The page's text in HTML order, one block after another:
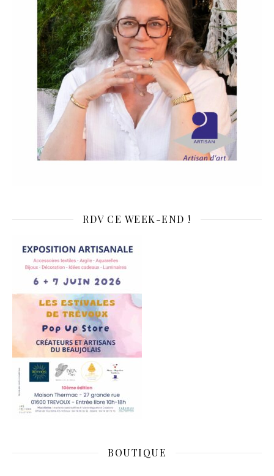
RDV CE WEEK-END !
BOUTIQUE